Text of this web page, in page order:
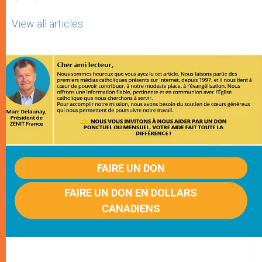
View all articles
FAIRE UN DON
FAIRE UN DON EN DOLLARS
CANADIENS